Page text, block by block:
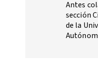
Antes
sección
de la